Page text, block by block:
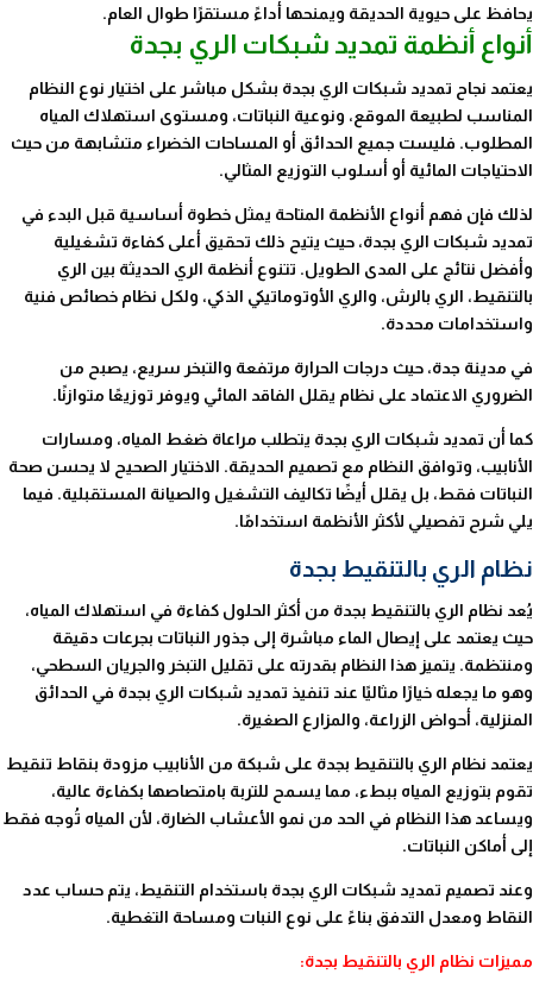
يحافظ على حيوية الحديقة ويمنحها أداءً مستقرًا طوال العام.
أنواع أنظمة تمديد شبكات الري بجدة
يعتمد نجاح تمديد شبكات الري بجدة بشكل مباشر على اختيار نوع النظام
المناسب لطبيعة الموقع، ونوعية النباتات، ومستوى استهلاك المياه
المطلوب. فليست جميع الحدائق أو المساحات الخضراء متشابهة من حيث
الاحتياجات المائية أو أسلوب التوزيع المثالي.
لذلك فإن فهم أنواع الأنظمة المتاحة يمثل خطوة أساسية قبل البدء في
تمديد شبكات الري بجدة، حيث يتيح ذلك تحقيق أعلى كفاءة تشغيلية
وأفضل نتائج على المدى الطويل. تتنوع أنظمة الري الحديثة بين الري
بالتنقيط، الري بالرش، والري الأوتوماتيكي الذكي، ولكل نظام خصائص فنية
واستخدامات محددة.
في مدينة جدة، حيث درجات الحرارة مرتفعة والتبخر سريع، يصبح من
الضروري الاعتماد على نظام يقلل الفاقد المائي ويوفر توزيعًا متوازنًا.
كما أن تمديد شبكات الري بجدة يتطلب مراعاة ضغط المياه، ومسارات
الأنابيب، وتوافق النظام مع تصميم الحديقة. الاختيار الصحيح لا يحسن صحة
النباتات فقط، بل يقلل أيضًا تكاليف التشغيل والصيانة المستقبلية. فيما
يلي شرح تفصيلي لأكثر الأنظمة استخدامًا.
نظام الري بالتنقيط بجدة
يُعد نظام الري بالتنقيط بجدة من أكثر الحلول كفاءة في استهلاك المياه،
حيث يعتمد على إيصال الماء مباشرة إلى جذور النباتات بجرعات دقيقة
ومنتظمة. يتميز هذا النظام بقدرته على تقليل التبخر والجريان السطحي،
وهو ما يجعله خيارًا مثاليًا عند تنفيذ تمديد شبكات الري بجدة في الحدائق
المنزلية، أحواض الزراعة، والمزارع الصغيرة.
يعتمد نظام الري بالتنقيط بجدة على شبكة من الأنابيب مزودة بنقاط تنقيط
تقوم بتوزيع المياه ببطء، مما يسمح للتربة بامتصاصها بكفاءة عالية،
ويساعد هذا النظام في الحد من نمو الأعشاب الضارة، لأن المياه تُوجه فقط
إلى أماكن النباتات.
وعند تصميم تمديد شبكات الري بجدة باستخدام التنقيط، يتم حساب عدد
النقاط ومعدل التدفق بناءً على نوع النبات ومساحة التغطية.
مميزات نظام الري بالتنقيط بجدة: